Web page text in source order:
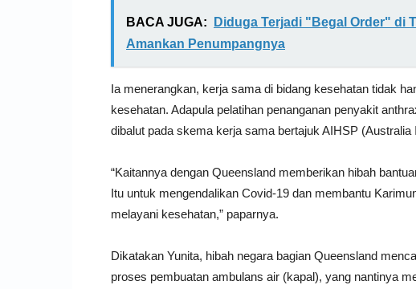
BACA JUGA:
Diduga Terjadi "Begal Order" di
Amankan Penumpangnya
Ia menerangkan, kerja sama di bidang kesehatan tidak
kesehatan. Adapula pelatihan penanganan penyakit
dibalut pada skema kerja sama bertajuk AIHSP
“Kaitannya dengan Queensland memberikan hibah
Itu untuk mengendalikan Covid-19 dan membantu
melayani kesehatan,” paparnya.
Dikatakan Yunita, hibah negara bagian Queensland
proses pembuatan ambulans air (kapal), yang nantinya